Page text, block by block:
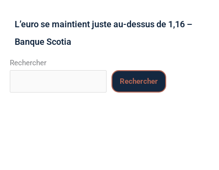
L’euro se maintient juste au-dessus de 1,16 –
Banque Scotia
Rechercher
Rechercher